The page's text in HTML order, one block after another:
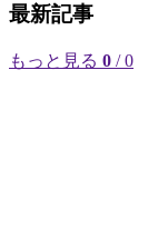
最新記事
もっと見る 0 / 0